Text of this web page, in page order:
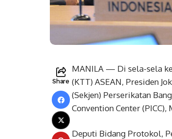
Share
MANILA — Di sela-sela
(KTT) ASEAN, Presiden
(Sekjen) Perserikatan
Convention Center (PICC),
Deputi Bidang Protokol,